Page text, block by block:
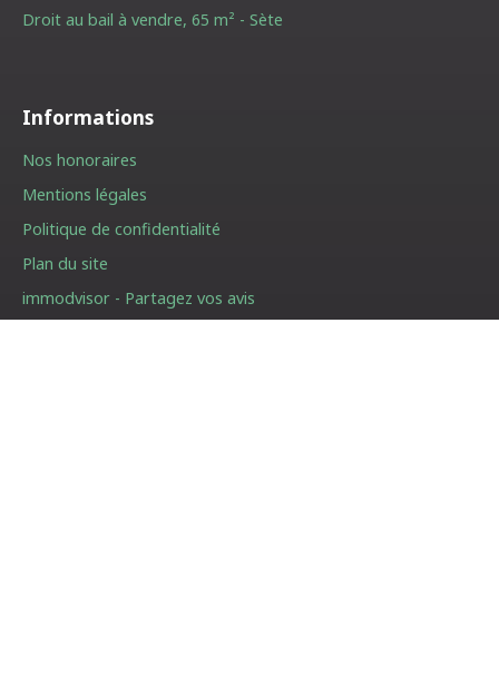
Droit au bail à vendre, 65 m² - Sète
Informations
Nos honoraires
Mentions légales
Politique de confidentialité
Plan du site
immodvisor - Partagez vos avis